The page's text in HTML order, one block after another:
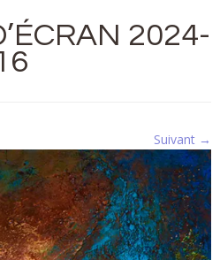
2024-
Suivant →